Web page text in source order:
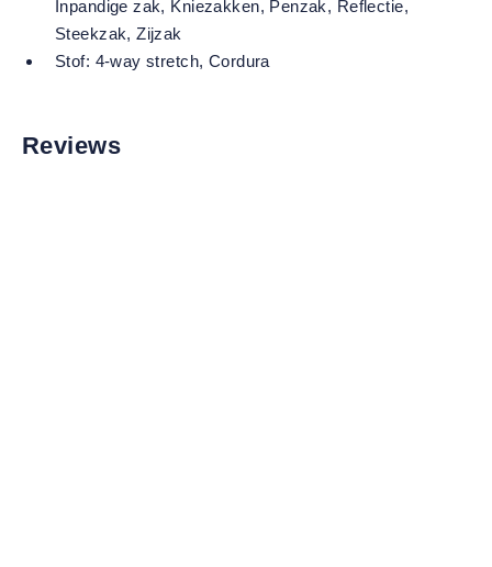
Inpandige zak, Kniezakken, Penzak, Reflectie,
Steekzak, Zijzak
Stof: 4-way stretch, Cordura
Reviews